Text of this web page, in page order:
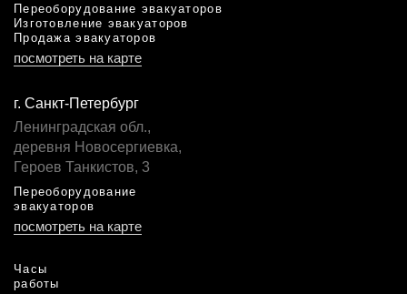
Переоборудование эвакуаторов
Изготовление эвакуаторов
Продажа эвакуаторов
посмотреть на карте
г. Санкт-Петербург
Ленинградская обл.,
деревня Новосергиевка,
Героев Танкистов, 3
Переоборудование
эвакуаторов
посмотреть на карте
Часы
работы